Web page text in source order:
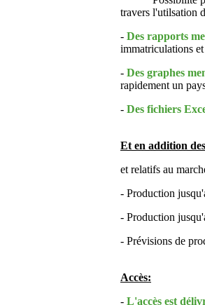
travers l'utilsation
- Des rapports
immatriculations
- Des graphes
rapidement un
- Des fichiers
Et en addition
et relatifs au
- Production
- Production
- Prévisions de
Accès:
- L'accès est